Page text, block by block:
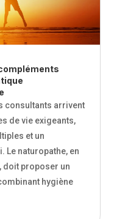
consultants arrivent
de vie exigeants,
et un
Le naturopathe, en
doit proposer un
hygiène